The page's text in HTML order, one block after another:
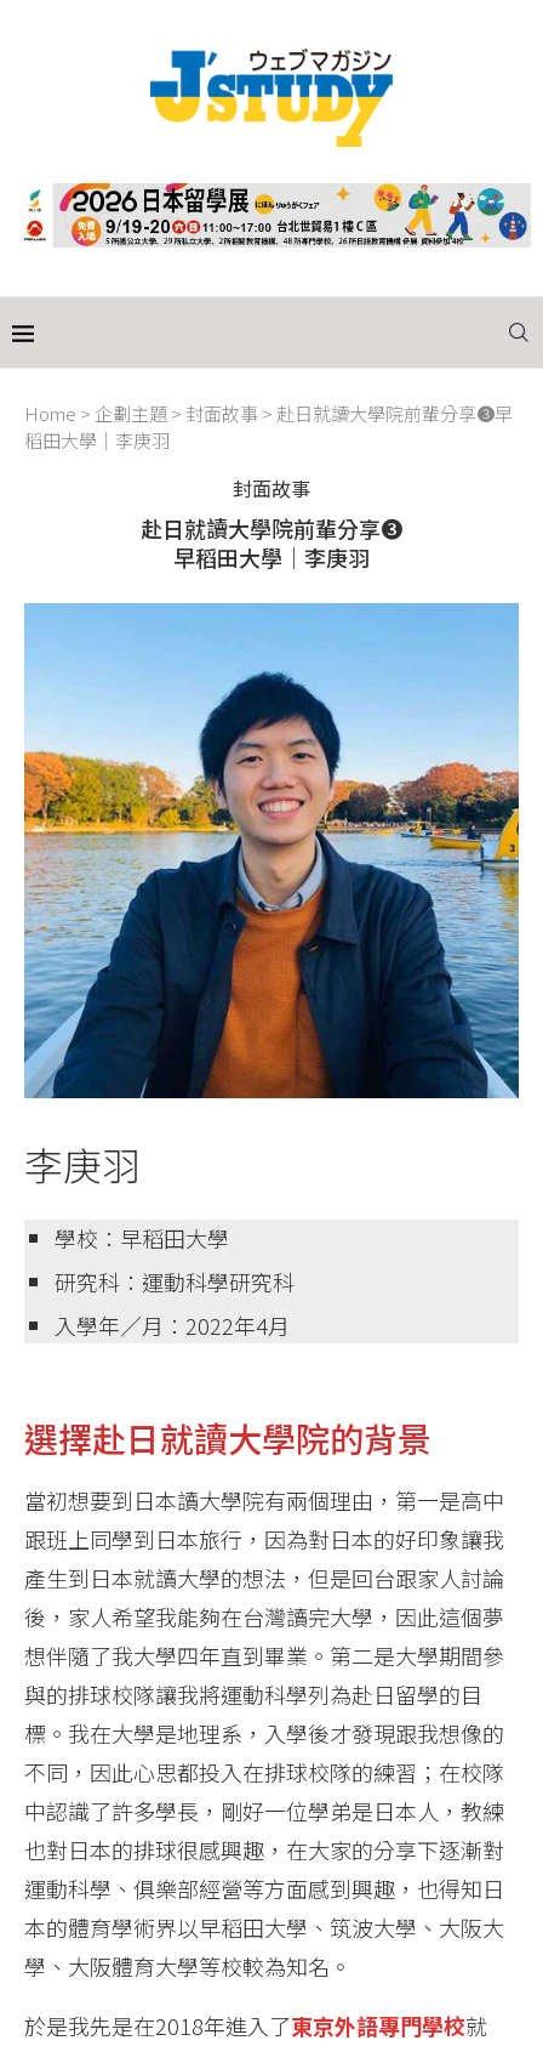
Home > 企劃主題> 封面故事> 赴日就讀大學院前輩分享❸早
稻田大學│李庚羽
封面故事
赴日就讀大學院前輩分享❸
早稻田大學│李庚羽
李庚羽
學校：早稻田大學
研究科：運動科學研究科
入學年／月：2022年4月
選擇赴日就讀大學院的背景
當初想要到日本讀大學院有兩個理由，第一是高中
跟班上同學到日本旅行，因為對日本的好印象讓我
產生到日本就讀大學的想法，但是回台跟家人討論
後，家人希望我能夠在台灣讀完大學，因此這個夢
想伴隨了我大學四年直到畢業。第二是大學期間參
與的排球校隊讓我將運動科學列為赴日留學的目
標。我在大學是地理系，入學後才發現跟我想像的
不同，因此心思都投入在排球校隊的練習；在校隊
中認識了許多學長，剛好一位學弟是日本人，教練
也對日本的排球很感興趣，在大家的分享下逐漸對
運動科學、俱樂部經營等方面感到興趣，也得知日
本的體育學術界以早稻田大學、筑波大學、大阪大
學、大阪體育大學等校較為知名。
於是我先是在2018年進入了東京外語專門學校就